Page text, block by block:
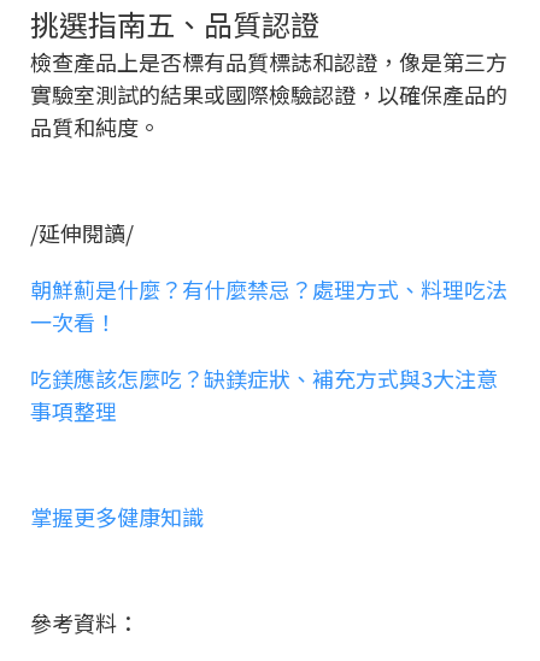
挑選指南五、品質認證
檢查產品上是否標有品質標誌和認證，像是第三方
實驗室測試的結果或國際檢驗認證，以確保產品的
品質和純度。
/延伸閱讀/
朝鮮薊是什麼？有什麼禁忌？處理方式、料理吃法
一次看！
吃鎂應該怎麼吃？缺鎂症狀、補充方式與3大注意
事項整理
掌握更多健康知識
參考資料：